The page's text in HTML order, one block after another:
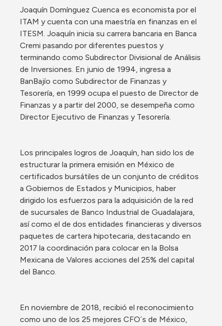
Joaquín Domínguez Cuenca es economista por el
ITAM y cuenta con una maestría en finanzas en el
ITESM. Joaquín inicia su carrera bancaria en Banca
Cremi pasando por diferentes puestos y
terminando como Subdirector Divisional de Análisis
de Inversiones. En junio de 1994, ingresa a
BanBajío como Subdirector de Finanzas y
Tesorería, en 1999 ocupa el puesto de Director de
Finanzas y a partir del 2000, se desempeña como
Director Ejecutivo de Finanzas y Tesorería.
Los principales logros de Joaquín, han sido los de
estructurar la primera emisión en México de
certificados bursátiles de un conjunto de créditos
a Gobiernos de Estados y Municipios, haber
dirigido los esfuerzos para la adquisición de la red
de sucursales de Banco Industrial de Guadalajara,
así como el de dos entidades financieras y diversos
paquetes de cartera hipotecaria, destacando en
2017 la coordinación para colocar en la Bolsa
Mexicana de Valores acciones del 25% del capital
del Banco.
En noviembre de 2018, recibió el reconocimiento
como uno de los 25 mejores CFO´s de México,